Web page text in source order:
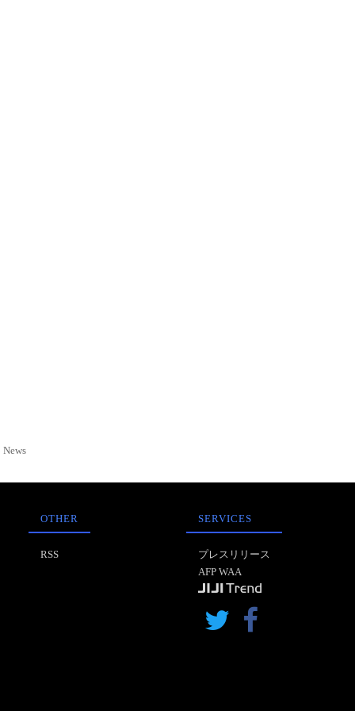
OTHER
RSS
SERVICES
プレスリリース
AFP WAA